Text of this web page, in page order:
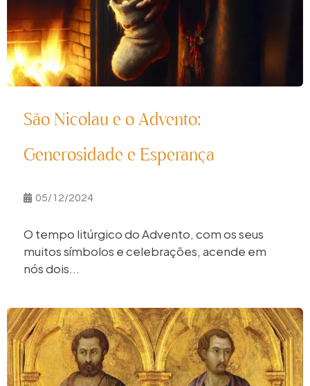
São Nicolau e o Advento:
Generosidade e Esperança
05/12/2024
O tempo litúrgico do Advento, com os seus
muitos símbolos e celebrações, acende em
nós dois...